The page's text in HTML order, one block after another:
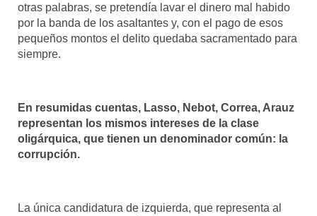
otras palabras, se pretendía lavar el dinero mal habido
por la banda de los asaltantes y, con el pago de esos
pequeños montos el delito quedaba sacramentado para
siempre.
En resumidas cuentas, Lasso, Nebot, Correa, Arauz
representan los mismos intereses de la clase
oligárquica, que tienen un denominador común: la
corrupción.
La única candidatura de izquierda, que representa al